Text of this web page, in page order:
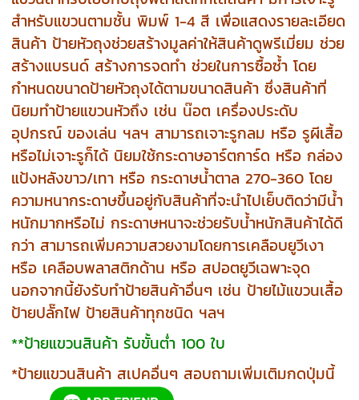
สำหรับแขวนตามชั้น พิมพ์ 1-4 สี เพื่อแสดงรายละเอียด
สินค้า ป้ายหัวถุงช่วยสร้างมูลค่าให้สินค้าดูพรีเมี่ยม ช่วย
สร้างแบรนด์ สร้างการจดทำ ช่วยในการซื้อซ้ำ โดย
กำหนดขนาดป้ายหัวถุงได้ตามขนาดสินค้า ซึ่งสินค้าที่
นิยมทำป้ายแขวนหัวถึง เช่น น๊อต เครื่องประดับ
อุปกรณ์ ของเล่น ฯลฯ สามารถเจาะรูกลม หรือ รูผีเสื้อ
หรือไม่เจาะรูก็ได้ นิยมใช้กระดาษอาร์ตการ์ด หรือ กล่อง
แป้งหลังขาว/เทา หรือ กระดาษน้ำตาล 270-360 โดย
ความหนากระดาษขึ้นอยู่กับสินค้าที่จะนำไปเย็บติดว่ามีน้ำ
หนักมากหรือไม่ กระดาษหนาจะช่วยรับน้ำหนักสินค้าได้ดี
กว่า สามารถเพิ่มความสวยงามโดยการเคลือบยูวีเงา
หรือ เคลือบพลาสติกด้าน หรือ สปอตยูวีเฉพาะจุด
นอกจากนี้ยังรับทำป้ายสินค้าอื่นๆ เช่น ป้ายไม้แขวนเสื้อ
ป้ายปลั๊กไฟ ป้ายสินค้าทุกชนิด ฯลฯ
**ป้ายแขวนสินค้า รับขั้นต่ำ 100 ใบ
*ป้ายแขวนสินค้า สเปคอื่นๆ สอบถามเพิ่มเติมกดปุ่มนี้